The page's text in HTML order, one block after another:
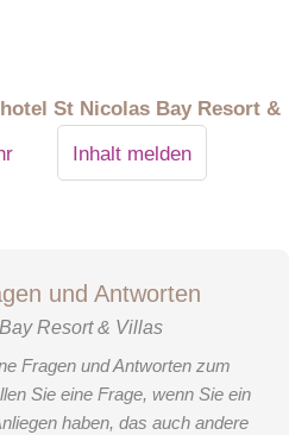
St Nicolas Bay Resort &
Inhalt melden
und Antworten
Resort & Villas
Fragen und Antworten zum
Sie eine Frage, wenn Sie ein
haben, das auch andere